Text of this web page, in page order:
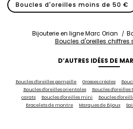
Boucles d'oreilles moins de 50 €
Bijouterie en ligne Marc Orian
Boucles d'oreilles chiffres
D’AUTRES IDÉES DE
Boucles d'oreilles pampille Grosses créoles
Boucles d'oreilles orientales
Boucles d'oreilles
carats
Boucles d'oreilles mini Boucles
Bracelets de montre
Marques de Bijoux